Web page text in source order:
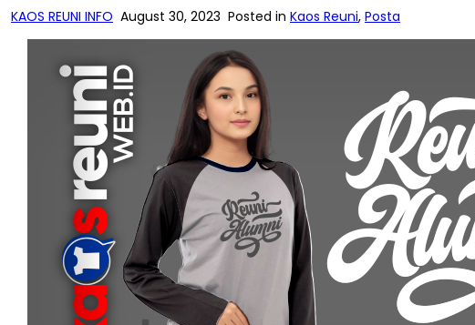
KAOS REUNI INFO August 30, 2023 Posted in Kaos Reuni, Posta